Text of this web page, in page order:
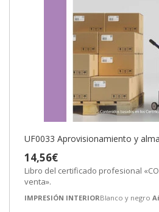
UF0033 Aprovisionamiento y
14,56€
Libro del certificado profesional
venta».
IMPRESIÓN INTERIORBlanco y negro